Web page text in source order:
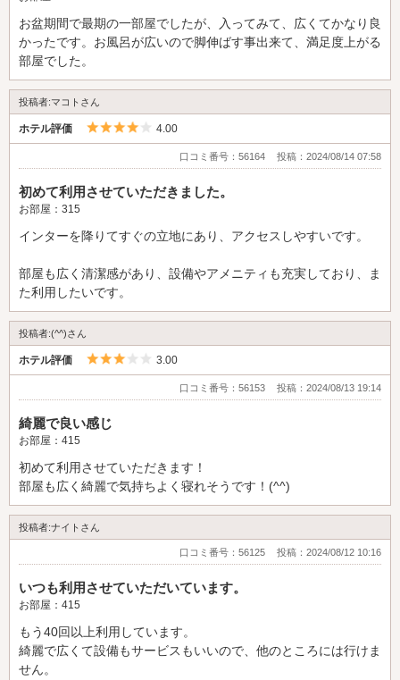
お盆期間で最期の一部屋でしたが、入ってみて、広くてかなり良
かったです。お風呂が広いので脚伸ばす事出来て、満足度上がる
部屋でした。
投稿者:マコトさん
ホテル評価 5つ星のうち4
4.00
口コミ番号：56164 投稿：2024/08/14 07:58
初めて利用させていただきました。
お部屋：315
インターを降りてすぐの立地にあり、アクセスしやすいです。
部屋も広く清潔感があり、設備やアメニティも充実しており、ま
た利用したいです。
投稿者:(^^)さん
ホテル評価 5つ星のうち3
3.00
口コミ番号：56153 投稿：2024/08/13 19:14
綺麗で良い感じ
お部屋：415
初めて利用させていただきます！
部屋も広く綺麗で気持ちよく寝れそうです！(^^)
投稿者:ナイトさん
口コミ番号：56125 投稿：2024/08/12 10:16
いつも利用させていただいています。
お部屋：415
もう40回以上利用しています。
綺麗で広くて設備もサービスもいいので、他のところには行けま
せん。